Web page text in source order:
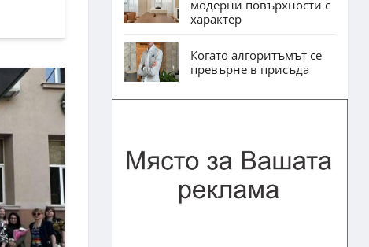
модерни повърхности с
характер
Когато алгоритъмът се
превърне в присъда